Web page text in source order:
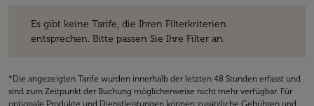
Es gibt keine Tarife, die Ihren Filterkriterien
entsprechen. Bitte passen Sie Ihre Filter an.
*Die angezeigten Tarife wurden innerhalb der letzten 48 Stunden erfasst und
sind zum Zeitpunkt der Buchung möglicherweise nicht mehr verfügbar. Für
optionale Produkte und Dienstleistungen können zusätzliche Gebühren und